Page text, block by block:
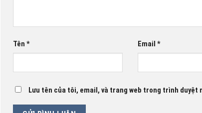
Tên * Email *
Lưu tên của tôi, email, và trang web trong trình duyệt